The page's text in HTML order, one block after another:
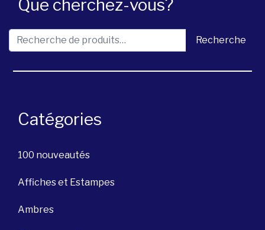
Que cherchez-vous?
Recherche pour : Recherche
Catégories
100 nouveautés
Affiches et Estampes
Ambres